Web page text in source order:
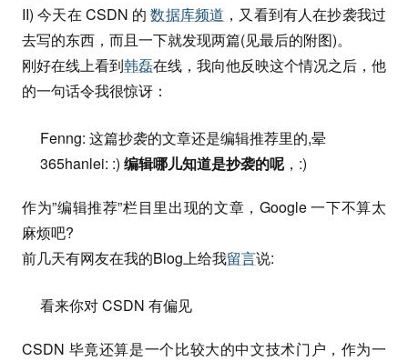
II) 今天在 CSDN 的数据库频道 ，又看到有人在抄袭我过
去写的东西，而且一下就发现两篇(见最后的附图)。
刚好在线上看到韩磊在线，我向他反映这个情况之后，他
的一句话令我很惊讶：
Fenng: 这篇抄袭的文章还是编辑推荐里的,晕
365hanlei: :) 编辑哪儿知道是抄袭的呢，:)
作为”编辑推荐”栏目里出现的文章，Google 一下不算太
麻烦吧?
前几天有网友在我的Blog上给我留言说:
看来你对 CSDN 有偏见
CSDN 毕竟还算是一个比较大的中文技术门户，作为一